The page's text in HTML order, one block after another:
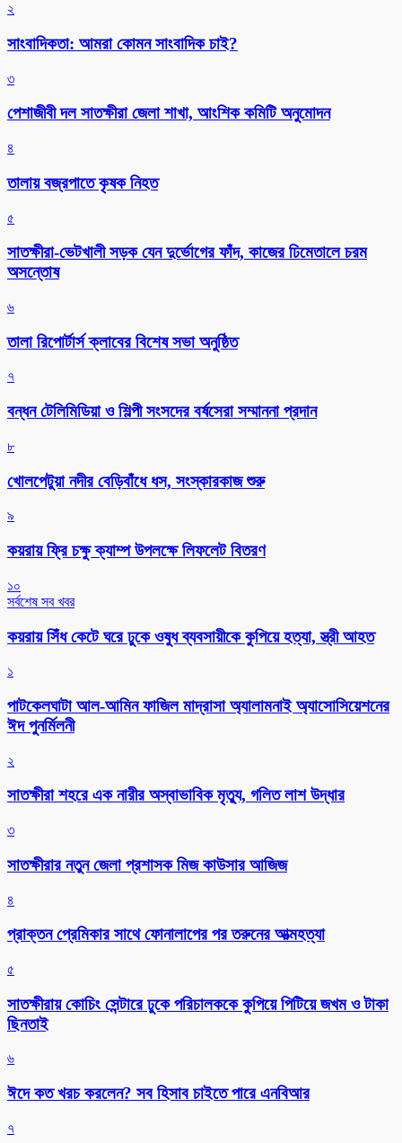
২
সাংবাদিকতা: আমরা কোমন সাংবাদিক চাই?
৩
পেশাজীবী দল সাতক্ষীরা জেলা শাখা, আংশিক কমিটি অনুমোদন
৪
তালায় বজ্রপাতে কৃষক নিহত
৫
সাতক্ষীরা-ভেটখালী সড়ক যেন দুর্ভোগের ফাঁদ, কাজের ঢিমেতালে চরম
অসন্তোষ
৬
‎তালা রিপোর্টার্স ক্লাবের বিশেষ সভা অনুষ্ঠিত
৭
বন্ধন টেলিমিডিয়া ও শিল্পী সংসদের বর্ষসেরা সম্মাননা প্রদান
৮
খোলপেটুয়া নদীর বেড়িবাঁধে ধস, সংস্কারকাজ শুরু
৯
কয়রায় ফ্রি চক্ষু ক্যাম্প উপলক্ষে লিফলেট বিতরণ
১০
সর্বশেষ সব খবর
কয়রায় সিঁধ কেটে ঘরে ঢুকে ওষুধ ব্যবসায়ীকে কুপিয়ে হত্যা, স্ত্রী আহত
১
পাটকেলঘাটা আল-আমিন ফাজিল মাদ্রাসা অ্যালামনাই অ্যাসোসিয়েশনের
ঈদ পুনর্মিলনী
২
সাতক্ষীরা শহরে এক নারীর অস্বাভাবিক মৃত্যু, গলিত লাশ উদ্ধার
৩
সাতক্ষীরার নতুন জেলা প্রশাসক মিজ কাউসার আজিজ
৪
প্রাক্তন প্রেমিকার সাথে ফোনালাপের পর তরুনের আত্মহত্যা
৫
সাতক্ষীরায় কোচিং সেন্টারে ঢুকে পরিচালককে কুপিয়ে পিটিয়ে জখম ও টাকা
ছিনতাই
৬
ঈদে কত খরচ করলেন? সব হিসাব চাইতে পারে এনবিআর
৭